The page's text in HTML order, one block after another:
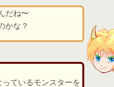
だね〜
かな？
っているモンスターを